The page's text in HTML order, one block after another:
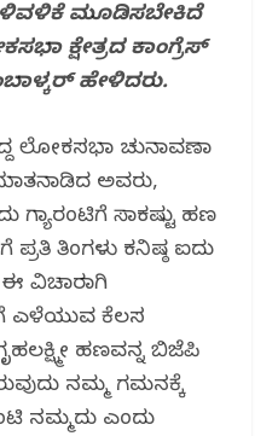
ಮೂಡಿಸಬೇಕಿದೆ
ಕ್ಷೇತ್ರದ ಕಾಂಗ್ರೆಸ್
ಹೇಳಿದರು.
ಲೋಕಸಭಾ ಚುನಾವಣಾ
ಅವರು,
ಗ್ಯಾರಂಟಿಗೆ ಸಾಕಷ್ಟು ಹಣ
ತಿಂಗಳು ಕನಿಷ್ಠ ಐದು
ವಿಚಾರವಾಗಿ
ಎಳೆಯುವ ಕೆಲಸ
ಹಣವನ್ನ ಬಿಜೆಪಿ
ನಮ್ಮ ಗಮನಕ್ಕೆ
ನಮ್ಮದು ಎಂದು